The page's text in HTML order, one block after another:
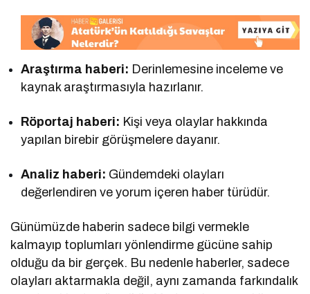
Araştırma haberi: Derinlemesine inceleme ve
kaynak araştırmasıyla hazırlanır.
Röportaj haberi: Kişi veya olaylar hakkında
yapılan birebir görüşmelere dayanır.
Analiz haberi: Gündemdeki olayları
değerlendiren ve yorum içeren haber türüdür.
Günümüzde haberin sadece bilgi vermekle
kalmayıp toplumları yönlendirme gücüne sahip
olduğu da bir gerçek. Bu nedenle haberler, sadece
olayları aktarmakla değil, aynı zamanda farkındalık